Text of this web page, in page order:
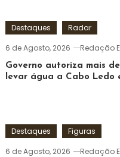
Destaques
Radar
6 de Agosto, 2026
Redação
Governo autoriza mais
levar água a Cabo Ledo
Destaques
Figuras
6 de Agosto, 2026
Redação